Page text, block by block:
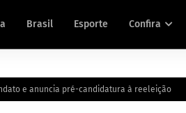
Brasil Esporte Confira
e anuncia pré-candidatura à reeleição